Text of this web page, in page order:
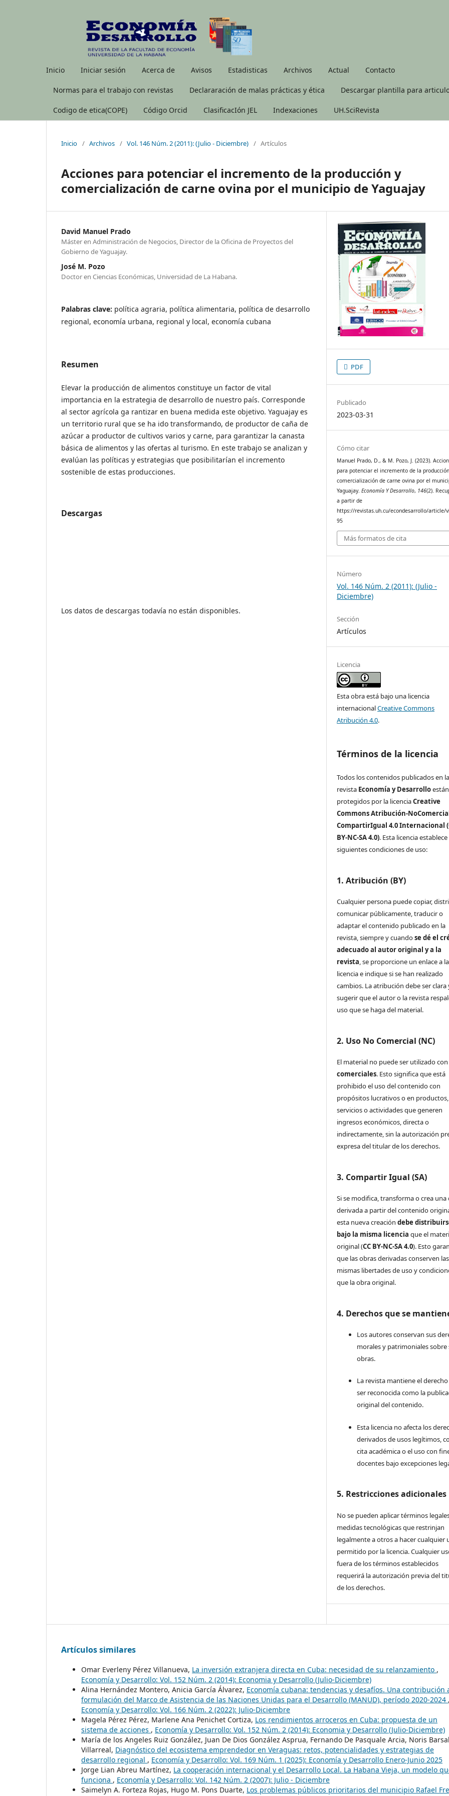
Inicio Iniciar sesión Acerca de Avisos Estadisticas Archivos Actual Contacto
Normas para el trabajo con revistas Declararación de malas prácticas y ética Descargar plantilla para
Codigo de etica(COPE) Código Orcid ClasificacIón JEL Indexaciones UH.SciRevista
Inicio / Archivos / Vol. 146 Núm. 2 (2011): (Julio - Diciembre) / Artículos
Acciones para potenciar el incremento de la producción y
comercialización de carne ovina por el municipio de Yaguajay
David Manuel Prado
Máster en Administración de Negocios, Director de la Oficina de Proyectos del
Gobierno de Yaguajay.
José M. Pozo
Doctor en Ciencias Económicas, Universidad de La Habana.
Palabras clave: política agraria, política alimentaria, política de desarrollo
regional, economía urbana, regional y local, economía cubana
Resumen
Elevar la producción de alimentos constituye un factor de vital
importancia en la estrategia de desarrollo de nuestro país. Corresponde
al sector agrícola ga rantizar en buena medida este objetivo. Yaguajay es
un territorio rural que se ha ido transformando, de productor de caña de
azúcar a productor de cultivos varios y carne, para garantizar la canasta
básica de alimentos y las ofertas al turismo. En este trabajo se analizan y
evalúan las políticas y estrategias que posibilitarían el incremento
sostenible de estas producciones.
Descargas
Los datos de descargas todavía no están disponibles.
PDF
Publicado
2023-03-31
Cómo citar
Manuel Prado, D., & M. Pozo, J. (2023).
para potenciar el incremento de la
comercialización de carne ovina por el
Yaguajay.Economía Y Desarrollo, 146(2).
a partir de
https://revistas.uh.cu/econdesarrollo/article/
95
Más formatos de cita
Número
Vol. 146 Núm. 2 (2011): (Julio -
Diciembre)
Sección
Artículos
Licencia
Esta obra está bajo una licencia
internacionalCreative Commons
Atribución 4.0.
Términos de la licencia
Todos los contenidos publicados en la
revista Economía y Desarrolloestán
protegidos por la licenciaCreative
Commons Atribución-
CompartirIgual 4.0 Internacional
BY-NC-SA 4.0). Esta licencia establece
siguientes condiciones de uso:
1. Atribución (BY)
Cualquier persona puede copiar,
comunicar públicamente, traducir o
adaptar el contenido publicado en la
revista, siempre y cuandose dé el
adecuado al autor original y a la
revista, se proporcione un enlace a la
licencia e indique si se han realizado
cambios. La atribución debe ser clara
sugerir que el autor o la revista
uso que se haga del material.
2. Uso No Comercial (NC)
El material no puede ser utilizado
comerciales. Esto significa que está
prohibido el uso del contenido con
propósitos lucrativos o en productos,
servicios o actividades que generen
ingresos económicos, directa o
indirectamente, sin la autorización
expresa del titular de los derechos.
3. Compartir Igual (SA)
Si se modifica, transforma o crea una
derivada a partir del contenido
esta nueva creacióndebe
bajo la misma licencia que el
original (CC BY-NC-SA 4.0). Esto
que las obras derivadas conserven las
mismas libertades de uso y
que la obra original.
4. Derechos que se
Los autores conservan sus
morales y patrimoniales sobre
obras.
La revista mantiene el
ser reconocida como la
original del contenido.
Esta licencia no afecta los
derivados de usos legítimos,
cita académica o el uso con
docentes bajo excepciones
5. Restricciones adicionales
No se pueden aplicar términos
medidas tecnológicas que restrinjan
legalmente a otros a hacer cualquier
permitido por la licencia. Cualquier
fuera de los términos establecidos
requerirá la autorización previa del
de los derechos.
Artículos similares
Omar Everleny Pérez Villanueva, La inversión extranjera directa en Cuba: necesidad de su relanzamiento ,
Economía y Desarrollo: Vol. 152 Núm. 2 (2014): Economia y Desarrollo (Julio-Diciembre)
Alina Hernández Montero, Anicia García Álvarez, Economía cubana: tendencias y desafíos. Una contribución
formulación del Marco de Asistencia de las Naciones Unidas para el Desarrollo (MANUD), período 2020-2024 ,
Economía y Desarrollo: Vol. 166 Núm. 2 (2022): Julio-Diciembre
Magela Pérez Pérez, Marlene Ana Penichet Cortiza, Los rendimientos arroceros en Cuba: propuesta de un
sistema de acciones , Economía y Desarrollo: Vol. 152 Núm. 2 (2014): Economia y Desarrollo (Julio-Diciembre)
María de los Angeles Ruiz González, Juan De Dios González Asprua, Fernando De Pasquale Arcia, Noris
Villarreal, Diagnóstico del ecosistema emprendedor en Veraguas: retos, potencialidades y estrategias de
desarrollo regional , Economía y Desarrollo: Vol. 169 Núm. 1 (2025): Economía y Desarrollo Enero-Junio 2025
Jorge Lian Abreu Martínez, La cooperación internacional y el Desarrollo Local. La Habana Vieja, un modelo
funciona , Economía y Desarrollo: Vol. 142 Núm. 2 (2007): Julio - Diciembre
Saimelyn A. Forteza Rojas, Hugo M. Pons Duarte, Los problemas públicos prioritarios del municipio Rafael